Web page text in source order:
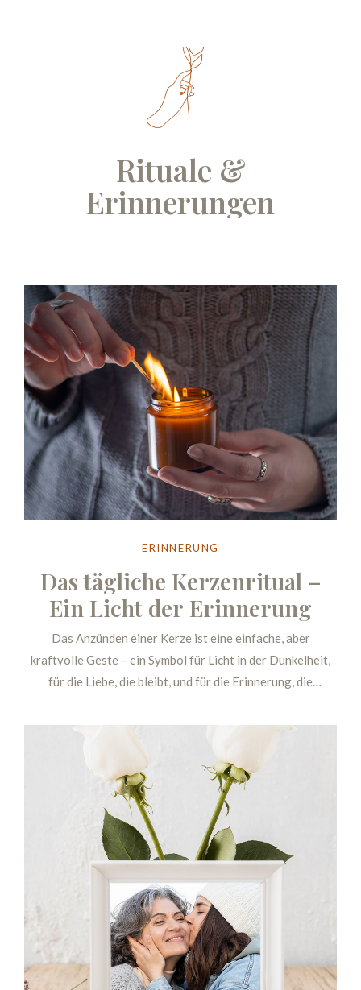
Rituale &
Erinnerungen
ERINNERUNG
Das tägliche Kerzenritual –
Ein Licht der Erinnerung
Das Anzünden einer Kerze ist eine einfache, aber
kraftvolle Geste – ein Symbol für Licht in der Dunkelheit,
für die Liebe, die bleibt, und für die Erinnerung, die
bewusst Zeit für die Trauer zu nehmen und gleichzeitig